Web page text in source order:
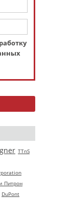
TTnS
Питрон
DuPont